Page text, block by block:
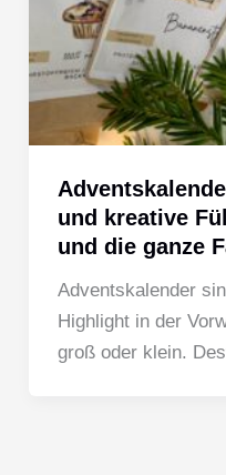
und kreative
und die ganze
Adventskalender
Highlight in der
groß oder klein.